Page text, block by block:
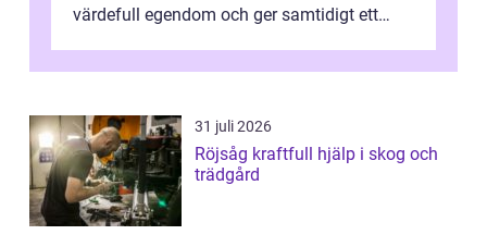
värdefull egendom och ger samtidigt ett
31 juli 2026
Röjsåg kraftfull hjälp i skog och
trädgård